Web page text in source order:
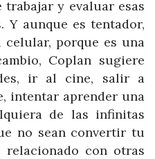
y evaluar esas
Y aunque es tentador,
porque es una
Coplan sugiere
ir al cine, salir a
intentar aprender una
de las infinitas
no sean convertir tu
con otras